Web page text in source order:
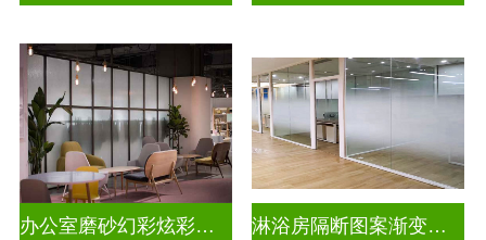
办公室磨砂幻彩炫彩渐变玻璃 淋浴房隔断图案渐变玻璃